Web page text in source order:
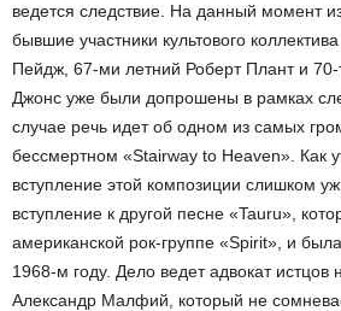
ведется следствие. На данный момент
бывшие участники культового
Пейдж, 67-ми летний Роберт Плант и
Джонс уже были допрошены в рамках
случае речь идет об одном из самых
бессмертном «Stairway to Heaven». Как
вступление этой композиции слишком
вступление к другой песне «Tauru»,
американской рок-группе «Spirit», и
1968-м году. Дело ведет адвокат истцов
Александр Малфий, который не